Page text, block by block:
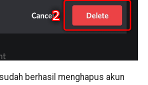
berhasil menghapus akun